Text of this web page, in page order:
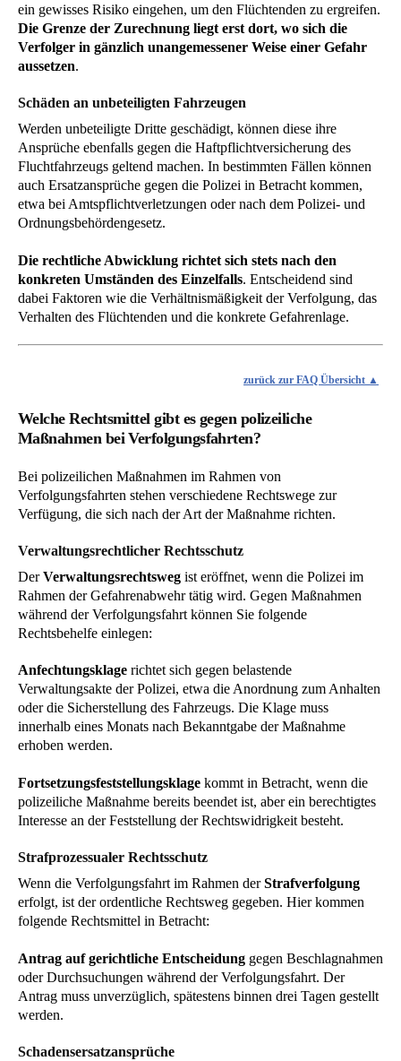
ein gewisses Risiko eingehen, um den Flüchtenden zu ergreifen.
Die Grenze der Zurechnung liegt erst dort, wo sich die
Verfolger in gänzlich unangemessener Weise einer Gefahr
aussetzen.
Schäden an unbeteiligten Fahrzeugen
Werden unbeteiligte Dritte geschädigt, können diese ihre
Ansprüche ebenfalls gegen die Haftpflichtversicherung des
Fluchtfahrzeugs geltend machen. In bestimmten Fällen können
auch Ersatzansprüche gegen die Polizei in Betracht kommen,
etwa bei Amtspflichtverletzungen oder nach dem Polizei- und
Ordnungsbehördengesetz.
Die rechtliche Abwicklung richtet sich stets nach den
konkreten Umständen des Einzelfalls. Entscheidend sind
dabei Faktoren wie die Verhältnismäßigkeit der Verfolgung, das
Verhalten des Flüchtenden und die konkrete Gefahrenlage.
zurück zur FAQ Übersicht
Welche Rechtsmittel gibt es gegen polizeiliche
Maßnahmen bei Verfolgungsfahrten?
Bei polizeilichen Maßnahmen im Rahmen von
Verfolgungsfahrten stehen verschiedene Rechtswege zur
Verfügung, die sich nach der Art der Maßnahme richten.
Verwaltungsrechtlicher Rechtsschutz
DerVerwaltungsrechtsweg ist eröffnet, wenn die Polizei im
Rahmen der Gefahrenabwehr tätig wird. Gegen Maßnahmen
während der Verfolgungsfahrt können Sie folgende
Rechtsbehelfe einlegen:
Anfechtungsklage richtet sich gegen belastende
Verwaltungsakte der Polizei, etwa die Anordnung zum Anhalten
oder die Sicherstellung des Fahrzeugs. Die Klage muss
innerhalb eines Monats nach Bekanntgabe der Maßnahme
erhoben werden.
Fortsetzungsfeststellungsklage kommt in Betracht, wenn die
polizeiliche Maßnahme bereits beendet ist, aber ein berechtigtes
Interesse an der Feststellung der Rechtswidrigkeit besteht.
Strafprozessualer Rechtsschutz
Wenn die Verfolgungsfahrt im Rahmen derStrafverfolgung
erfolgt, ist der ordentliche Rechtsweg gegeben. Hier kommen
folgende Rechtsmittel in Betracht:
Antrag auf gerichtliche Entscheidung gegen Beschlagnahmen
oder Durchsuchungen während der Verfolgungsfahrt. Der
Antrag muss unverzüglich, spätestens binnen drei Tagen gestellt
werden.
Schadensersatzansprüche